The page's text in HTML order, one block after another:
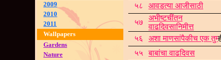
2009
2010
2011
Wallpapers
Gardens
Nature
५८
आवडत्या आजीसाठ
५७
अभीष्टचींतन
वाढदिवसानिमीत
५६
अशा माणसांपैकीच एक तुम
५५
बाबांचा वाढदिवस